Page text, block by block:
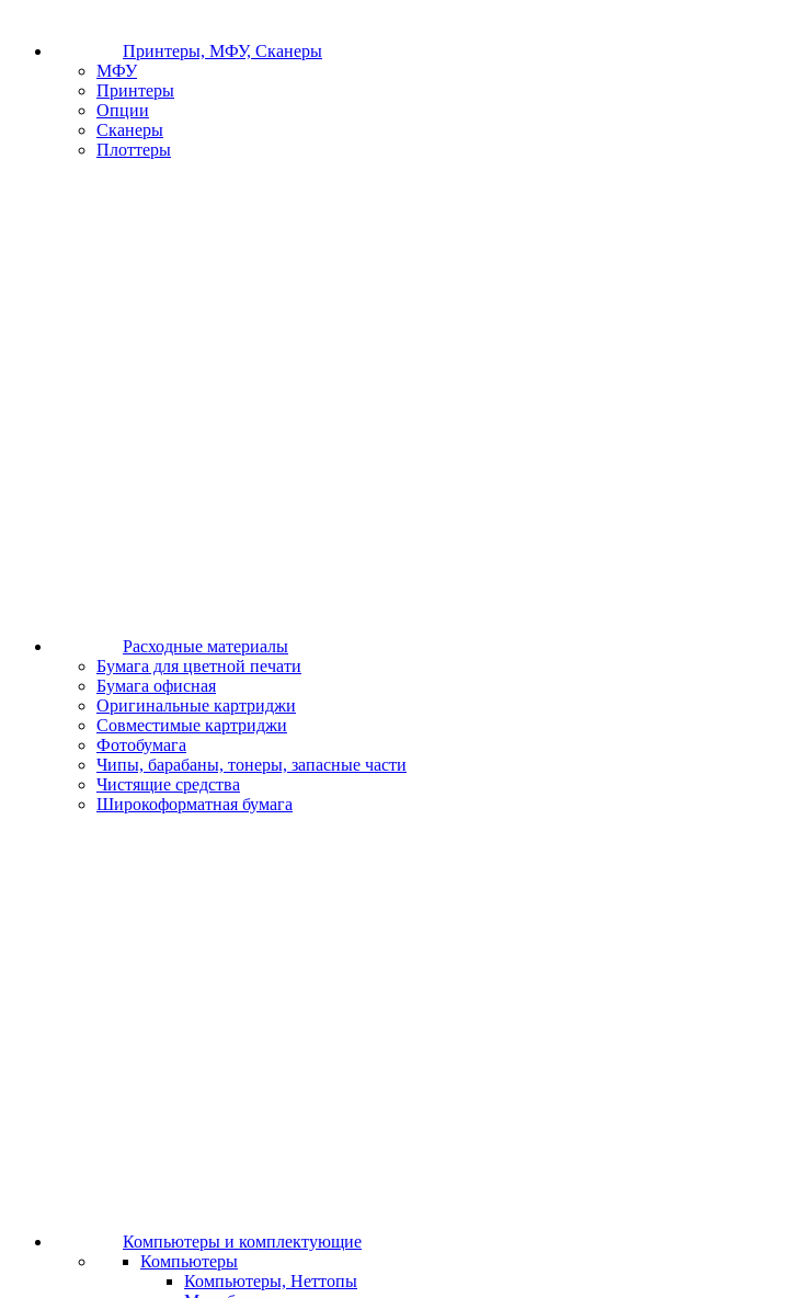
Принтеры, МФУ, Сканеры
МФУ
Принтеры
Опции
Сканеры
Плоттеры
Расходные материалы
Бумага для цветной печати
Бумага офисная
Оригинальные картриджи
Совместимые картриджи
Фотобумага
Чипы, барабаны, тонеры, запасные части
Чистящие средства
Широкоформатная бумага
Компьютеры и комплектующие
Компьютеры
Компьютеры, Неттопы